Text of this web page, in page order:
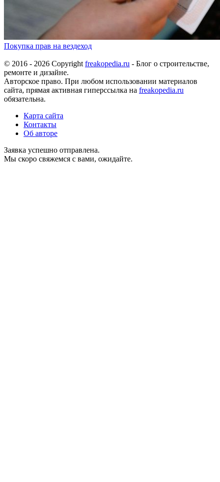
Покупка прав на вездеход
© 2016 - 2026 Copyrightfreakopedia.ru - Блог о строительстве,
ремонте и дизайне.
Авторское право. При любом использовании материалов
сайта, прямая активная гиперссылка на freakopedia.ru
обязательна.
Карта сайта
Контакты
Об авторе
Заявка успешно отправлена.
Мы скоро свяжемся с вами, ожидайте.